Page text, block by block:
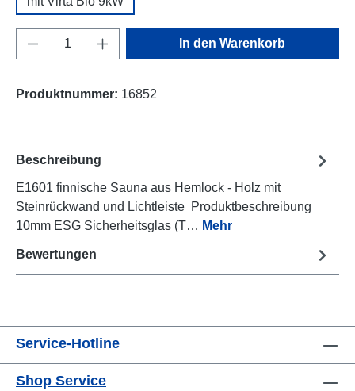
Produkt Anzahl: Gib den gewünschten
In den Warenkorb
Produktnummer: 16852
Beschreibung
E1601 finnische Sauna aus Hemlock - Holz mit
Steinrückwand und Lichtleiste Produktbeschreibung
10mm ESG Sicherheitsglas (T… Mehr
Bewertungen
Service-Hotline
Shop Service